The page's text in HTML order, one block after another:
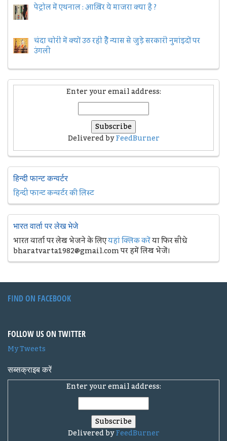
पेट्रोल में एथनाल : आख़िर ये माजरा क्या है ?
चंदा चोरी में क्यों उठ रही हैैं न्यास से जुड़े सरकारी नुमांइदों पर
उंगली
Enter your email address:
Delivered byFeedBurner
हिन्दी फान्ट कन्वर्टर
हिन्दी फान्ट कन्वर्टर की लिस्ट
भारत वार्ता पर लेख भेजे
भारत वार्ता पर लेख भेजने के लिएयहां क्लिक करेंया फिर सीधे
bharatvarta1982@gmail.com पर हमें लिख भेजें।
FIND ON FACEBOOK
FOLLOW US ON TWITTER
My Tweets
सब्सक्राइब करें
Enter your email address:
Delivered byFeedBurner